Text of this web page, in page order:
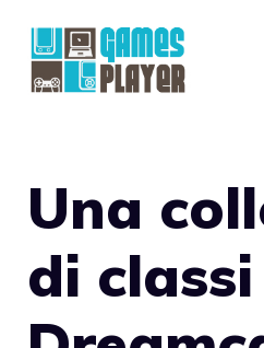
contenuto
Una
di classi